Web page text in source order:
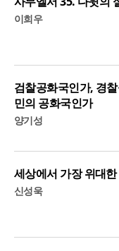
이희우
검찰공화국인가, 경
민의 공화국인가
양기성
세상에서 가장 위대
신성욱